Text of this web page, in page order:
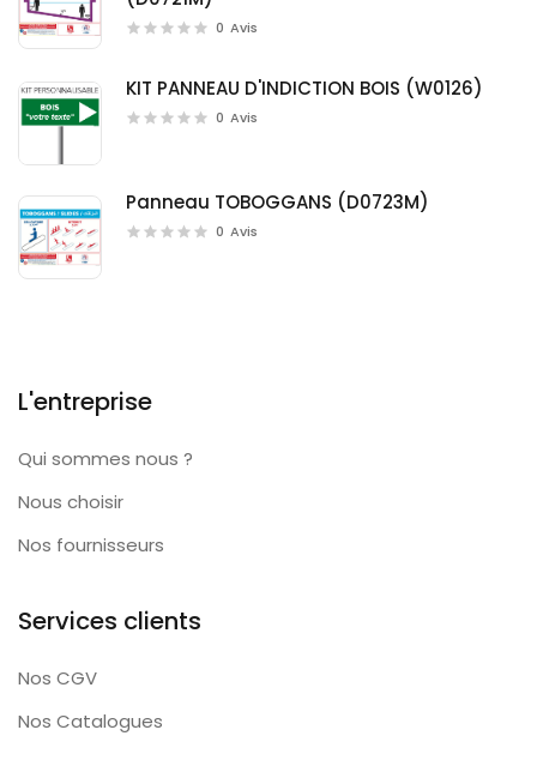
0 Avis
KIT PANNEAU D'INDICTION BOIS (W0126)
0 Avis
Panneau TOBOGGANS (D0723M)
0 Avis
L'entreprise
Qui sommes nous ?
Nous choisir
Nos fournisseurs
Services clients
Nos CGV
Nos Catalogues